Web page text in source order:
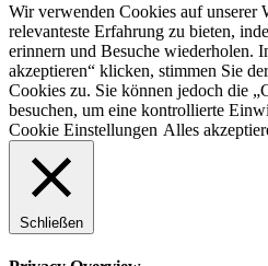
Wir verwenden Cookies auf unserer
relevanteste Erfahrung zu bieten,
erinnern und Besuche wiederholen.
akzeptieren“ klicken, stimmen Sie
Cookies zu. Sie können jedoch die
besuchen, um eine kontrollierte
Cookie Einstellungen Alles
Schließen